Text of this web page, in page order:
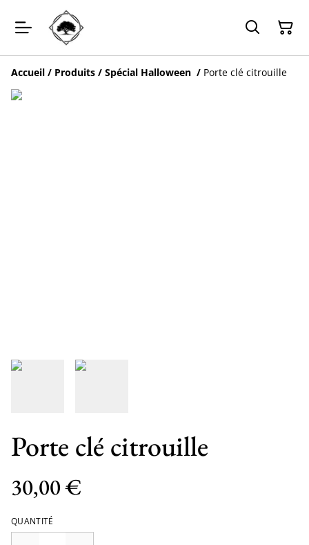
Accueil / Produits / Spécial Halloween / Porte clé citrouille
Porte clé citrouille
30,00 €
QUANTITÉ